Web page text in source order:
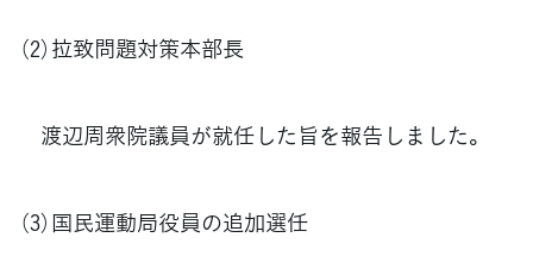
（2）拉致問題対策本部長
渡辺周衆院議員が就任した旨を報告しました。
（3）国民運動局役員の追加選任